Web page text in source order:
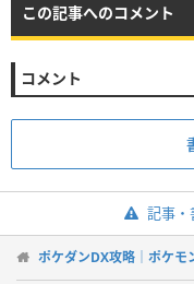
この記事へのコメント
コメント
記事・
ポケダンDX攻略｜ポケモ